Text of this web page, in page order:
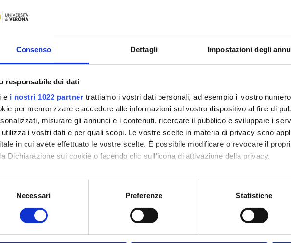
Consenso Dettagli Impostazioni degli
responsabile dei dati
e i nostri 1022 partner trattiamo i vostri dati personali, ad esempio il vostro
per memorizzare e accedere alle informazioni sul vostro dispositivo al fine di
misurare gli annunci e i contenuti, ricercare il pubblico e sviluppare i
utilizza i vostri dati e per quali scopi. Le vostre scelte in materia di privacy sono
in cui avete effettuato le vostre scelte. È possibile modificare o revocare il
Dichiarazione sui cookie o facendo clic sull'icona di attivazione della privacy.
il tuo consenso, vorremmo anche:
raccogliere informazioni sulla tua posizione geografica, con un'approssimazione
digitali).
Necessari Preferenze Statistiche